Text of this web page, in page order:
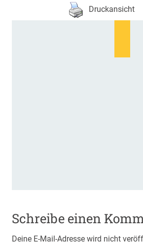
Druckansicht
Schreibe einen
Deine E-Mail-Adresse wird nicht